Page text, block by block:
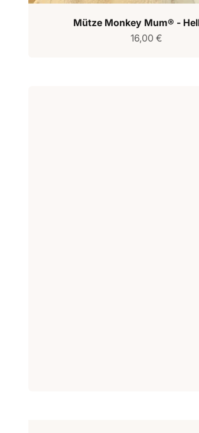
Mütze Monkey Mum® -
Verkaufspreis
16,00 €